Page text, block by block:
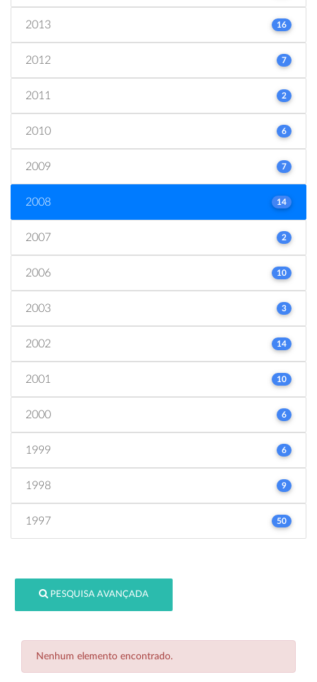
2013 16
2012 7
2011 2
2010 6
2009 7
2008 14
2007 2
2006 10
2003 3
2002 14
2001 10
2000 6
1999 6
1998 9
1997 50
PESQUISA AVANÇADA
Nenhum elemento encontrado.